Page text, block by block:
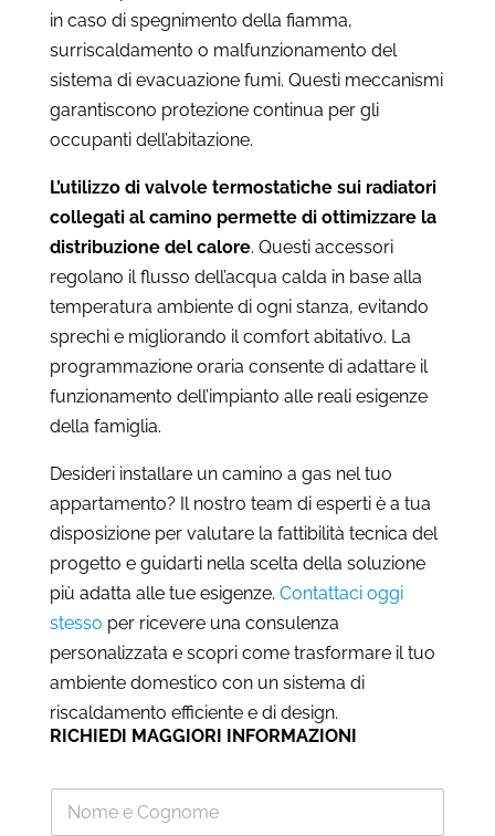
in caso di spegnimento della fiamma,
surriscaldamento o malfunzionamento del
sistema di evacuazione fumi. Questi meccanismi
garantiscono protezione continua per gli
occupanti dell’abitazione.
L’utilizzo di valvole termostatiche sui radiatori
collegati al camino permette di ottimizzare la
distribuzione del calore. Questi accessori
regolano il flusso dell’acqua calda in base alla
temperatura ambiente di ogni stanza, evitando
sprechi e migliorando il comfort abitativo. La
programmazione oraria consente di adattare il
funzionamento dell’impianto alle reali esigenze
della famiglia.
Desideri installare un camino a gas nel tuo
appartamento? Il nostro team di esperti è a tua
disposizione per valutare la fattibilità tecnica del
progetto e guidarti nella scelta della soluzione
più adatta alle tue esigenze. Contattaci oggi
stesso per ricevere una consulenza
personalizzata e scopri come trasformare il tuo
ambiente domestico con un sistema di
riscaldamento efficiente e di design.
RICHIEDI MAGGIORI INFORMAZIONI
N